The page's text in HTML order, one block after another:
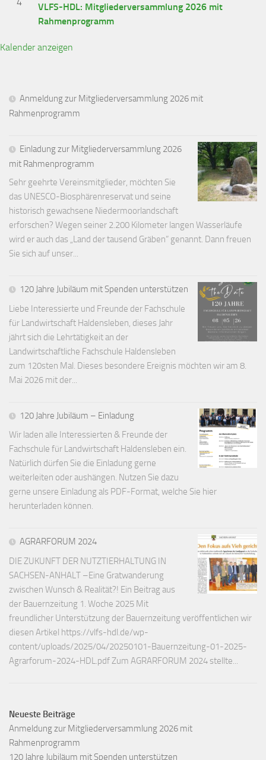
VLFS-HDL: Mitgliederversammlung 2026 mit
Rahmenprogramm
Kalender anzeigen
Anmeldung zur Mitgliederversammlung 2026 mit
Rahmenprogramm
Einladung zur Mitgliederversammlung 2026
mit Rahmenprogramm
Sehr geehrte Vereinsmitglieder, möchten Sie
das UNESCO-Biosphärenreservat und seine
historisch gewachsene Niedermoorlandschaft
erforschen? Wegen seiner 2.200 Kilometer langen Wasserläufe
wird er auch das „Land der tausend Gräben“ genannt. Dann freuen
Sie sich auf unser...
120 Jahre Jubiläum mit Spenden unterstützen
Liebe Interessierte und Freunde der Fachschule
für Landwirtschaft Haldensleben, dieses Jahr
jährt sich die Lehrtätigkeit an der
Landwirtschaftliche Fachschule Haldensleben
zum 120sten Mal. Dieses besondere Ereignis möchten wir am 8.
Mai 2026 mit der...
120 Jahre Jubiläum – Einladung
Wir laden alle Interessierten & Freunde der
Fachschule für Landwirtschaft Haldensleben ein.
Natürlich dürfen Sie die Einladung gerne
weiterleiten oder aushängen. Nutzen Sie dazu
gerne unsere Einladung als PDF-Format, welche Sie hier
herunterladen können.
AGRARFORUM 2024
DIE ZUKUNFT DER NUTZTIERHALTUNG IN
SACHSEN-ANHALT –Eine Gratwanderung
zwischen Wunsch & Realität?! Ein Beitrag aus
der Bauernzeitung 1. Woche 2025 Mit
freundlicher Unterstützung der Bauernzeitung veröffentlichen wir
diesen Artikel https://vlfs-hdl.de/wp-
content/uploads/2025/04/20250101-Bauernzeitung-01-2025-
Agrarforum-2024-HDL.pdf Zum AGRARFORUM 2024 stellte...
Neueste Beiträge
Anmeldung zur Mitgliederversammlung 2026 mit
Rahmenprogramm
120 Jahre Jubiläum mit Spenden unterstützen